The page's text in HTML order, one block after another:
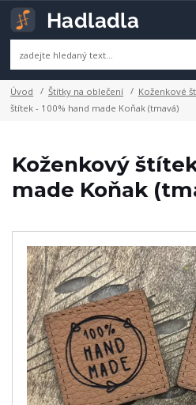
Úvod Štítky na oblečení Koženkové
štítek - 100% hand made Koňak (tmavá)
Koženkový
made Koňak